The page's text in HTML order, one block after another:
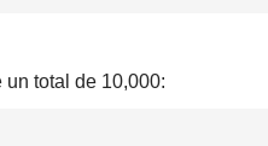
total de 10,000: